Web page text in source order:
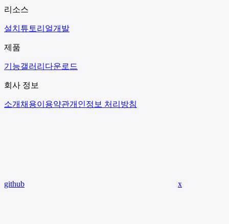
리소스
설치 튜토리얼개발
제품
기능갤러리 다운로드
회사 정보
소개 채용이용약관개인정보 처리방침
github x